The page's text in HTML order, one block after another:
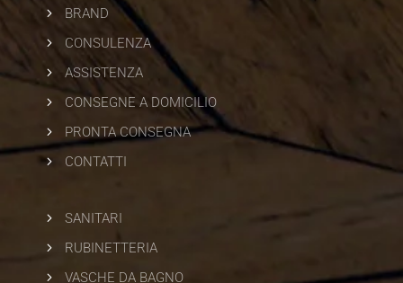
5
BRAND
5
CONSULENZA
5
ASSISTENZA
5
CONSEGNE A DOMICILIO
5
PRONTA CONSEGNA
5
CONTATTI
5
SANITARI
5
RUBINETTERIA
5
VASCHE DA BAGNO